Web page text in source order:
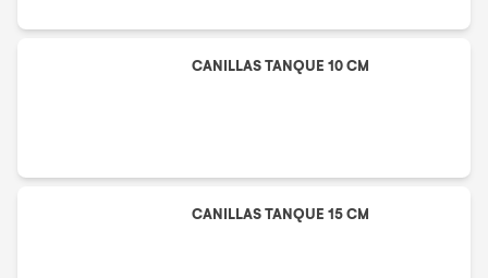
CANILLAS TANQUE 10 CM
CANILLAS TANQUE 15 CM